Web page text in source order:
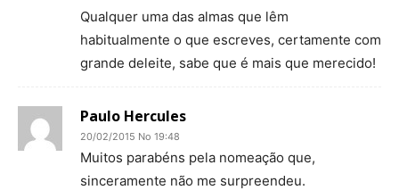
Qualquer uma das almas que lêm
habitualmente o que escreves, certamente com
grande deleite, sabe que é mais que merecido!
Paulo Hercules
20/02/2015 No 19:48
Muitos parabéns pela nomeação que,
sinceramente não me surpreendeu.